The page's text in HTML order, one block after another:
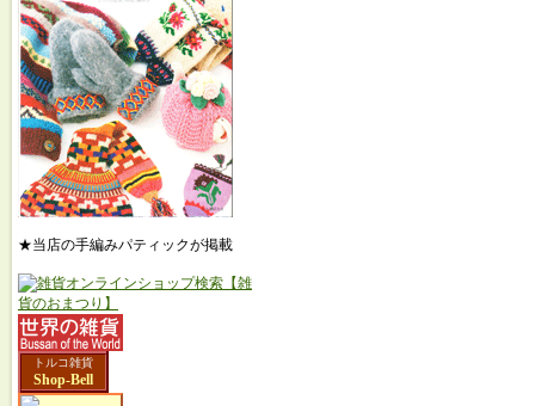
★当店の手編みパティックが掲載
トルコ雑貨
Shop-Bell